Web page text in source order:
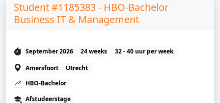
Student #1185383 - HBO-Bachelor
Business IT & Management
September 2026 24 weeks
32 - 40 uur per week
Amersfoort
Utrecht
HBO-Bachelor
Afstudeerstage